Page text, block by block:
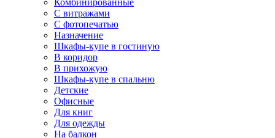
Комбинированные
С витражами
С фотопечатью
Назначение
Шкафы-купе в гостиную
В коридор
В прихожую
Шкафы-купе в спальню
Детские
Офисные
Для книг
Для одежды
На балкон